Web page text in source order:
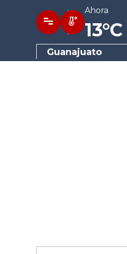
Ahora
13°C
Guanajuato